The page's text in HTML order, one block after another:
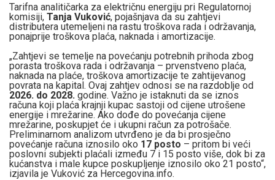
Tarifna analitičarka za električnu energiju pri Regulatornoj
komisiji, Tanja Vuković, pojašnjava da su zahtjevi
distributera utemeljeni na rastu troškova rada i održavanja,
ponajprije troškova plaća, naknada i amortizacije.
„Zahtjevi se temelje na povećanju potrebnih prihoda zbog
porasta troškova rada i održavanja – prvenstveno plaća,
naknada na plaće, troškova amortizacije te zahtijevanog
povrata na kapital. Ovaj zahtjev odnosi se na razdoblje od
2026. do 2028. godine. Važno je istaknuti da se iznos
računa koji plaća krajnji kupac sastoji od cijene utrošene
energije i mrežarine. Ako dođe do povećanja cijene
mrežarine, poskupjet će i ukupni račun za potrošače.
Preliminarnom analizom utvrđeno je da bi prosječno
povećanje računa iznosilo oko 17 posto – pritom bi veći
poslovni subjekti plaćali između 7 i 15 posto više, dok bi za
kućanstva i male kupce poskupljenje iznosilo oko 21 posto“,
izjavila je Vuković za Hercegovina.info.